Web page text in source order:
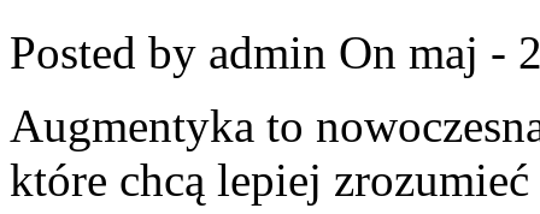
Posted by admin On maj -
Augmentyka to
które chcą lepiej